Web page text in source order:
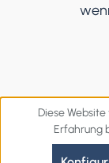
Diese
Erfahrung